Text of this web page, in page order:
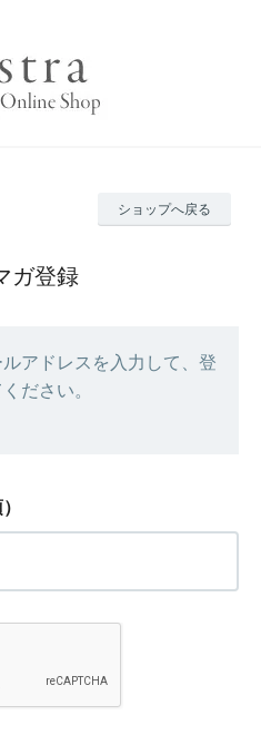
ショップへ戻る
ガ登録
アドレスを入力して、登
ださい。